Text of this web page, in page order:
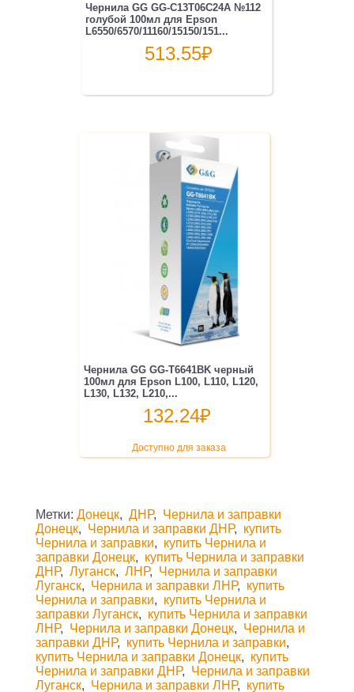
Чернила GG GG-C13T06C24A №112
голубой 100мл для Epson
L6550/6570/11160/15150/151...
513.55₽
Чернила GG GG-T6641BK черный
100мл для Epson L100, L110, L120,
L130, L132, L210,...
132.24₽
Доступно для заказа
Метки: Донецк, ДНР, Чернила и заправки
Донецк, Чернила и заправки ДНР, купить
Чернила и заправки, купить Чернила и
заправки Донецк, купить Чернила и заправки
ДНР, Луганск, ЛНР, Чернила и заправки
Луганск, Чернила и заправки ЛНР, купить
Чернила и заправки, купить Чернила и
заправки Луганск, купить Чернила и заправки
ЛНР, Чернила и заправки Донецк, Чернила и
заправки ДНР, купить Чернила и заправки,
купить Чернила и заправки Донецк, купить
Чернила и заправки ДНР, Чернила и заправки
Луганск, Чернила и заправки ЛНР, купить